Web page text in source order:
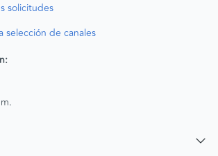
solicitudes
selección de canales